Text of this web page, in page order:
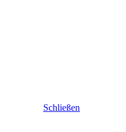
Schließen